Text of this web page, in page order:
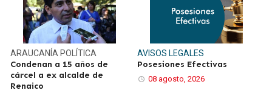
ARAUCANÍA POLÍTICA
Condenan a 15 años de
cárcel a ex alcalde de
Renaico
AVISOS LEGALES
Posesiones Efectivas
08 agosto, 2026